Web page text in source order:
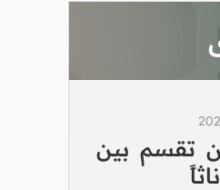
تقسم بين